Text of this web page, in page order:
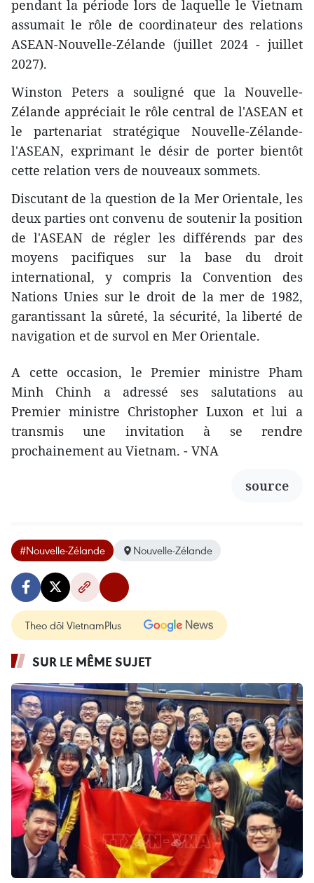
pendant la période lors de laquelle le Vietnam
assumait le rôle de coordinateur des relations
ASEAN-Nouvelle-Zélande (juillet 2024 - juillet
2027).
Winston Peters a souligné que la Nouvelle-
Zélande appréciait le rôle central de l'ASEAN et
le partenariat stratégique Nouvelle-Zélande-
l'ASEAN, exprimant le désir de porter bientôt
cette relation vers de nouveaux sommets.
Discutant de la question de la Mer Orientale, les
deux parties ont convenu de soutenir la position
de l'ASEAN de régler les différends par des
moyens pacifiques sur la base du droit
international, y compris la Convention des
Nations Unies sur le droit de la mer de 1982,
garantissant la sûreté, la sécurité, la liberté de
navigation et de survol en Mer Orientale.
A cette occasion, le Premier ministre Pham
Minh Chinh a adressé ses salutations au
Premier ministre Christopher Luxon et lui a
transmis une invitation à se rendre
prochainement au Vietnam. - VNA
source
#Nouvelle-Zélande Nouvelle-Zélande
Theo dõi VietnamPlus
SUR LE MÊME SUJET